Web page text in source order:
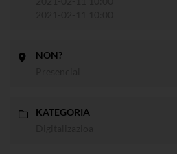
NON?
KATEGORIA